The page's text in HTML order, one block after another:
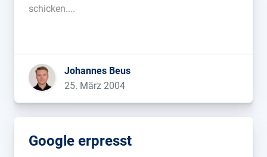
schicken....
Johannes Beus
25. März 2004
Google erpresst